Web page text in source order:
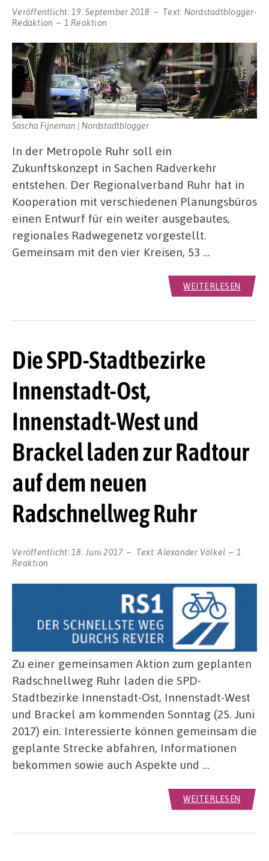
Veröffentlicht: 19. September 2018 Text: Nordstadtblogger-
Redaktion
1 Reaktion
Sascha Fijneman | Nordstadtblogger
In der Metropole Ruhr soll ein
Zukunftskonzept in Sachen Radverkehr
entstehen. Der Regionalverband Ruhr hat in
Kooperation mit verschiedenen Planungsbüros
einen Entwurf für ein weiter ausgebautes,
regionales Radwegenetz vorgestellt.
Gemeinsam mit den vier Kreisen, 53 …
WEITERLESEN
Die SPD-Stadtbezirke
Innenstadt-Ost,
Innenstadt-West und
Brackel laden zur Radtour
auf dem neuen
Radschnellweg Ruhr
Veröffentlicht: 18. Juni 2017 Text:Alexander Völkel
1
Reaktion
Zu einer gemeinsamen Aktion zum geplanten
Radschnellweg Ruhr laden die SPD-
Stadtbezirke Innenstadt-Ost, Innenstadt-West
und Brackel am kommenden Sonntag (25. Juni
2017) ein. Interessierte können gemeinsam die
geplante Strecke abfahren, Informationen
bekommen sowie auch Aspekte und …
WEITERLESEN